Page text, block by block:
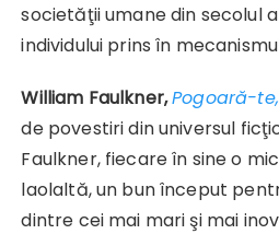
societăţii umane din secolul
individului prins în
William Faulkner,Pogoară-
de povestiri din universul
Faulkner, fiecare în sine o
laolaltă, un bun început
dintre cei mai mari şi mai